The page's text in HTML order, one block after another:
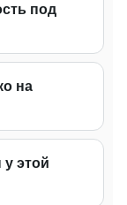
под
на
этой